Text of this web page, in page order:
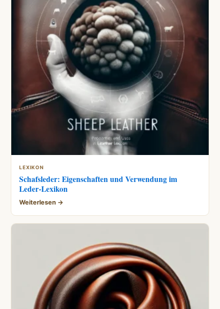
LEXIKON
Schafsleder: Eigenschaften und Verwendung im
Leder-Lexikon
Weiterlesen →